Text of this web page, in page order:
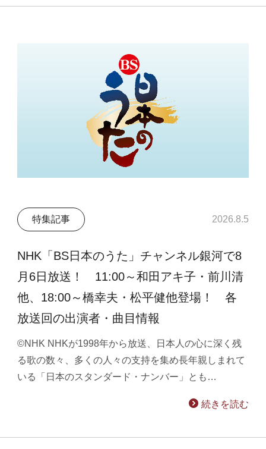
特集記事 2026.8.5
NHK「BS日本のうた」チャンネル銀河で8
月6日放送！ 11:00～和田アキ子・前川清
他、18:00～橋幸夫・松平健他登場！ 各
放送回の出演者・曲目情報
©NHK NHKが1998年から放送、日本人の心に深く残
る歌の数々、多くの人々の支持を集め長年親しまれて
いる「日本のスタンダード・ナンバー」とも…
続きを読む